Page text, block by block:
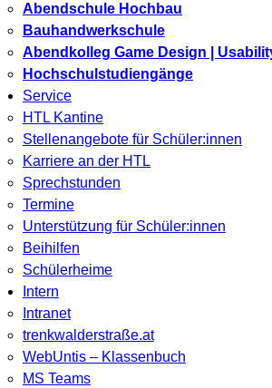
Abendschule Hochbau
Bauhandwerkschule
Abendkolleg Game Design |
Hochschulstudiengänge
Service
HTL Kantine
Stellenangebote für Schüler:innen
Karriere an der HTL
Sprechstunden
Termine
Unterstützung für Schüler:innen
Beihilfen
Schülerheime
Intern
Intranet
trenkwalderstraße.at
WebUntis – Klassenbuch
MS Teams